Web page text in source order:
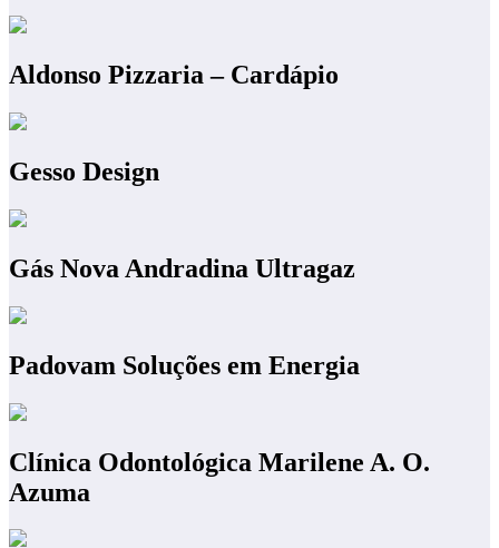
Aldonso Pizzaria – Cardápio
Gesso Design
Gás Nova Andradina Ultragaz
Padovam Soluções em Energia
Clínica Odontológica Marilene A. O.
Azuma